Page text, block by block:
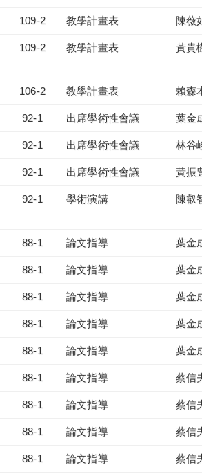
109-2 教學計畫表 陳薇
109-2 教學計畫表 黃貴
106-2 教學計畫表 賴森
92-1 出席學術性會議 葉金
92-1 出席學術性會議 林谷
92-1 出席學術性會議 黃振
92-1 學術演講 陳叡
88-1 論文指導 葉金
88-1 論文指導 葉金
88-1 論文指導 葉金
88-1 論文指導 葉金
88-1 論文指導 葉金
88-1 論文指導 蔡信
88-1 論文指導 蔡信
88-1 論文指導 蔡信
88-1 論文指導 蔡信